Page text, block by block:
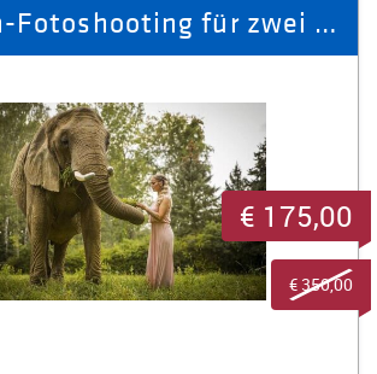
Elefanten-Fotoshooting für zwei Personen
€ 175,00
€ 350,00